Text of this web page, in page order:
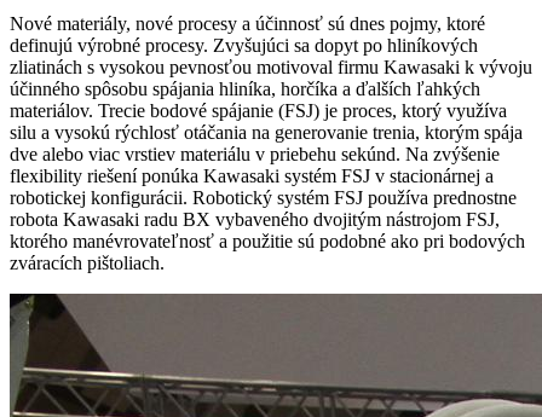
Nové materiály, nové procesy a účinnosť sú dnes pojmy, ktoré
definujú výrobné procesy. Zvyšujúci sa dopyt po hliníkových
zliatinách s vysokou pevnosťou motivoval firmu Kawasaki k vývoju
účinného spôsobu spájania hliníka, horčíka a ďalších ľahkých
materiálov. Trecie bodové spájanie (FSJ) je proces, ktorý využíva
silu a vysokú rýchlosť otáčania na generovanie trenia, ktorým spája
dve alebo viac vrstiev materiálu v priebehu sekúnd. Na zvýšenie
flexibility riešení ponúka Kawasaki systém FSJ v stacionárnej a
robotickej konfigurácii. Robotický systém FSJ používa prednostne
robota Kawasaki radu BX vybaveného dvojitým nástrojom FSJ,
ktorého manévrovateľnosť a použitie sú podobné ako pri bodových
zváracích pištoliach.